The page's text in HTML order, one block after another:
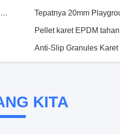
EPDM Rubber
Anti UV EPDM Karet Granules Untuk Taman bermain Non-toksik tahan lama Multiscene EPDM Karet
TENTANG KITA